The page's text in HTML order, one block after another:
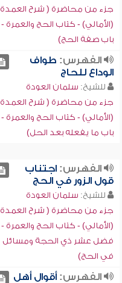
جزء من محاضرة ( شرح العمدة
(الأمالي) - كتاب الحج والعمرة -
باب صفة الحج)
الفهرس: طواف
الوداع للحاج
للشيخ: سلمان العودة
جزء من محاضرة ( شرح العمدة
(الأمالي) - كتاب الحج والعمرة -
باب ما يفعله بعد الحل)
الفهرس:اجتناب
قول الزور في الحج
للشيخ: سلمان العودة
جزء من محاضرة ( شرح العمدة
(الأمالي) - كتاب الحج والعمرة -
فضل عشر ذي الحجة ومسائل
في الحج)
الفهرس:أقوال أهل